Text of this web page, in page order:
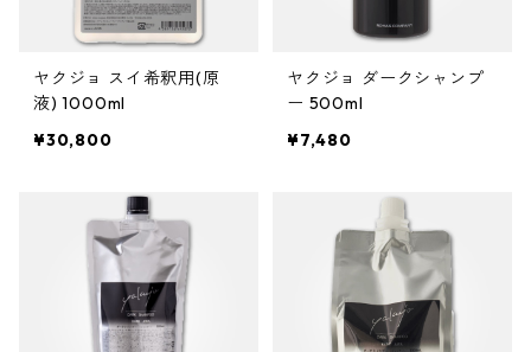
ヤクジョ スイ希釈用(原
液) 1000ml
¥30,800
ヤクジョ ダークシャンプ
ー 500ml
¥7,480